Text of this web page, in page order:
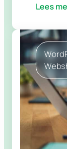
zijn…
Lees